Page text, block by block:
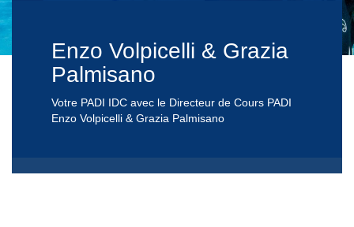
Enzo Volpicelli & Grazia
Palmisano
Votre PADI IDC avec le Directeur de Cours PADI
Enzo Volpicelli & Grazia Palmisano